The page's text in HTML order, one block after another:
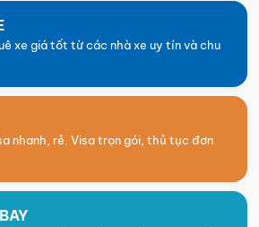
xe giá tốt từ các nhà xe uy tín và chu
nhanh, rẻ. Visa trọn gói, thủ tục đơn